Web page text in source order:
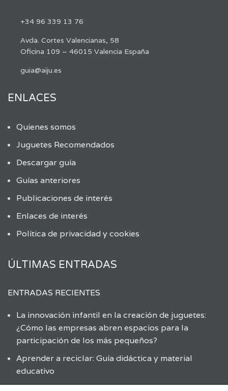
+34 96 339 13 76
Avda. Cortes Valencianas, 58
Oficina 109 – 46015 Valencia España
guia@aiju.es
ENLACES
Quienes somos
Juguetes Recomendados
Descargar guía
Guías anteriores
Publicaciones de interés
Enlaces de interés
Política de privacidad y cookies
ÚLTIMAS ENTRADAS
ENTRADAS RECIENTES
La innovación infantil en la creación de juguetes:
¿Cómo las empresas abren espacios para la
participación de los más pequeños?
Aprender a reciclar: Guía didáctica y material
educativo
Aprendiendo sobre el reciclaje de juguetes